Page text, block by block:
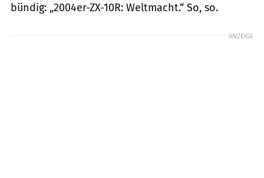
bündig: „2004er-ZX-10R: Weltmacht.“ So, so.
ANZEIGE